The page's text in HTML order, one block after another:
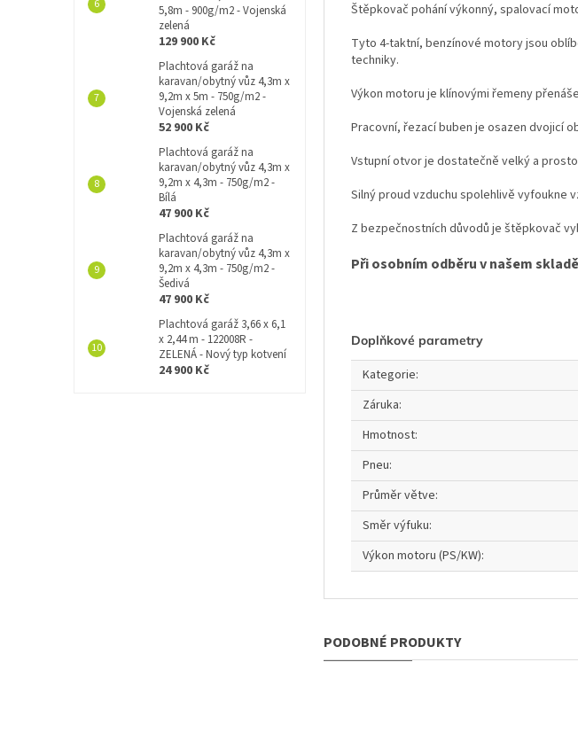
5,8m - 900g/m2 - Vojenská
zelená
129 900 Kč
Plachtová garáž na
karavan/obytný vůz 4,3m x
9,2m x 5m - 750g/m2 -
Vojenská zelená
52 900 Kč
Plachtová garáž na
karavan/obytný vůz 4,3m x
9,2m x 4,3m - 750g/m2 -
Bílá
47 900 Kč
Plachtová garáž na
karavan/obytný vůz 4,3m x
9,2m x 4,3m - 750g/m2 -
Šedivá
47 900 Kč
Plachtová garáž 3,66 x 6,1
x 2,44 m - 122008R -
ZELENÁ - Nový typ kotvení
24 900 Kč
Štěpkovač pohání výkonný, spalovací
Tyto 4-taktní, benzínové motory jsou
techniky.
Výkon motoru je klínovými řemeny
Pracovní, řezací buben je osazen dvojicí
Vstupní otvor je dostatečně velký a
Silný proud vzduchu spolehlivě vyfoukne
Z bezpečnostních důvodů je štěpkovač
Při osobním odběru v našem
Doplňkové parametry
Kategorie:
Záruka:
Hmotnost:
Pneu:
Průměr větve:
Směr výfuku:
Výkon motoru (PS/KW):